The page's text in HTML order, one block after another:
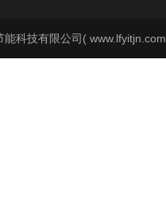
能科技有限公司(